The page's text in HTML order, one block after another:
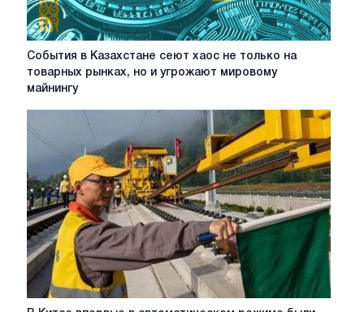
События
Казахстане
не
на
товарных
рынках,
но
и
угрожают
мировому
майнингу
События в Казахстане сеют хаос не только на
товарных рынках, но и угрожают мировому
майнингу
В